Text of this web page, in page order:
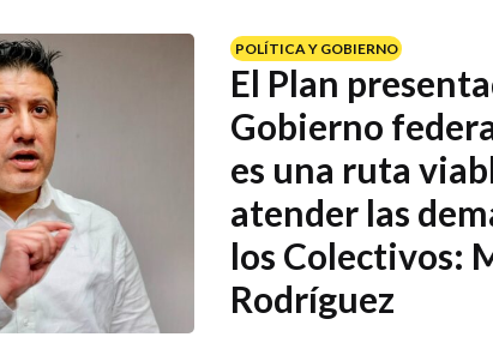
POLÍTICA Y GOBIERNO
El Plan
Gobierno
es una ruta
atender las
los Colectivos:
Rodríguez